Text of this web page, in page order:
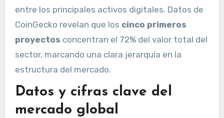
entre los principales activos digitales. Datos de
CoinGecko revelan que los cinco primeros
proyectos concentran el 72% del valor total del
sector, marcando una clara jerarquía en la
estructura del mercado.
Datos y cifras clave del
mercado global